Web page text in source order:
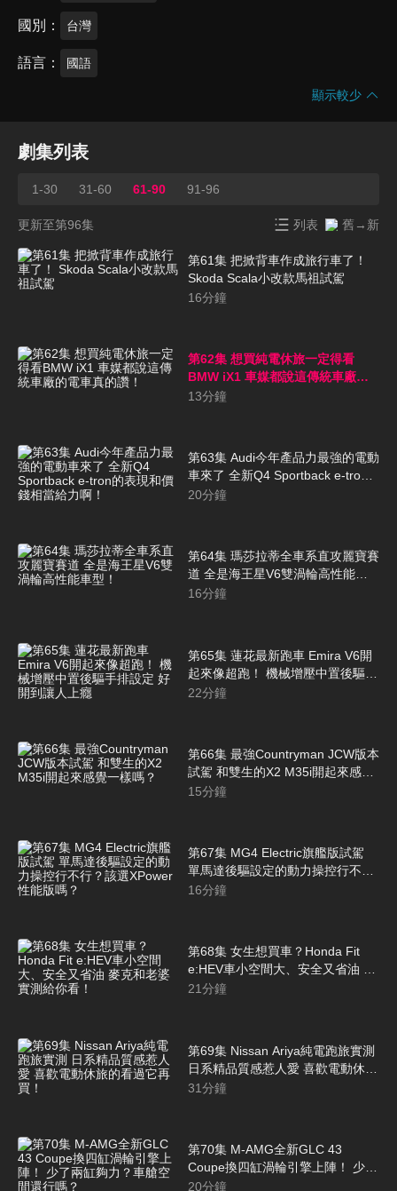
國別 台灣
語言 國語
顯示較少
劇集列表
1-30 31-60 61-90 91-96
更新至第96集 列表 舊→新
第61集 把掀背車作成旅行車了！
Skoda Scala小改款馬祖試駕
16分鐘
第62集 想買純電休旅一定得看
BMW iX1 車媒都說這傳統車廠的
電車真的讚！
13分鐘
第63集 Audi今年產品力最強的電動
車來了 全新Q4 Sportback e-tron
的表現和價錢相當給力啊！
20分鐘
第64集 瑪莎拉蒂全車系直攻麗寶賽
道 全是海王星V6雙渦輪高性能車
型！
16分鐘
第65集 蓮花最新跑車 Emira V6開
起來像超跑！ 機械增壓中置後驅手
排設定 好開到讓人上癮
22分鐘
第66集 最強Countryman JCW版本
試駕 和雙生的X2 M35i開起來感覺
一樣嗎？
15分鐘
第67集 MG4 Electric旗艦版試駕
單馬達後驅設定的動力操控行不
行？該選XPower性能版嗎？
16分鐘
第68集 女生想買車？Honda Fit
e:HEV車小空間大、安全又省油 麥
克和老婆實測給你看！
21分鐘
第69集 Nissan Ariya純電跑旅實測
日系精品質感惹人愛 喜歡電動休旅
的看過它再買！
31分鐘
第70集 M-AMG全新GLC 43
Coupe換四缸渦輪引擎上陣！ 少了
兩缸夠力？車艙空間還行嗎？
20分鐘